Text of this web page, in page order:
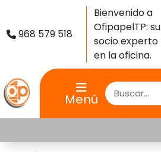
968 579 518
Bienvenido a
OfipapelTP: su
socio experto
en la oficina.
Menú